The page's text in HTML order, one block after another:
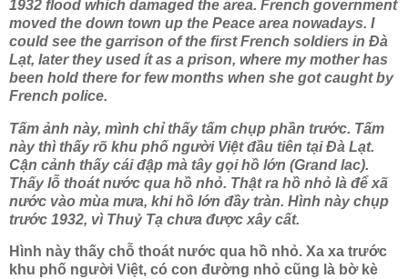
1932 flood which damaged the area. French government
moved the down town up the Peace area nowadays. I
could see the garrison of the first French soldiers in Đà
Lạt, later they used ít as a prison, where my mother has
been hold there for few months when she got caught by
French police.
Tấm ảnh này, mình chỉ thấy tấm chụp phần trước. Tấm
này thì thấy rõ khu phố người Việt đầu tiên tại Đà Lạt.
Cận cảnh thấy cái đập mà tây gọi hồ lớn (Grand lac).
Thấy lỗ thoát nước qua hồ nhỏ. Thật ra hồ nhỏ là để xã
nước vào mùa mưa, khi hồ lớn đầy tràn. Hình này chụp
trước 1932, vì Thuỷ Tạ chưa được xây cất.
Hình này thấy chỗ thoát nước qua hồ nhỏ. Xa xa trước
khu phố người Việt, có con đường nhỏ cũng là bờ kè